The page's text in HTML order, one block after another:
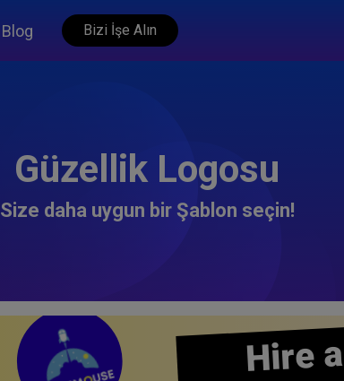
Blog Bizi İşe Alın
Güzellik Logosu
Size daha uygun bir Şablon seçin!
Hire a